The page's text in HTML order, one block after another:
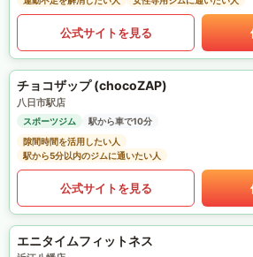
公式サイトを見る
チョコザップ (chocoZAP)
八日市駅店
スポーツジム
駅から車で10分
隙間時間を活用したい人
駅から5分以内のジムに通いたい人
公式サイトを見る
エニタイムフィットネス